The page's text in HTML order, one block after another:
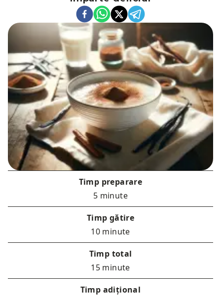
Timp preparare
5 minute
Timp gătire
10 minute
Timp total
15 minute
Timp adițional